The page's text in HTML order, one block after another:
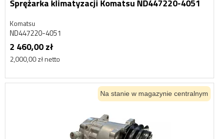
Sprężarka klimatyzacji Komatsu ND447220-4051
Komatsu
ND447220-4051
2 460,00 zł
2,000,00 zł netto
Na stanie w magazynie centralnym